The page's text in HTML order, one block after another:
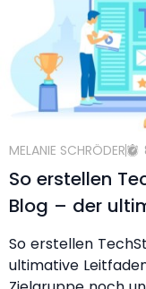
MELANIE SCHRÖDER
So erstellen
Blog – der
So erstellen
ultimative